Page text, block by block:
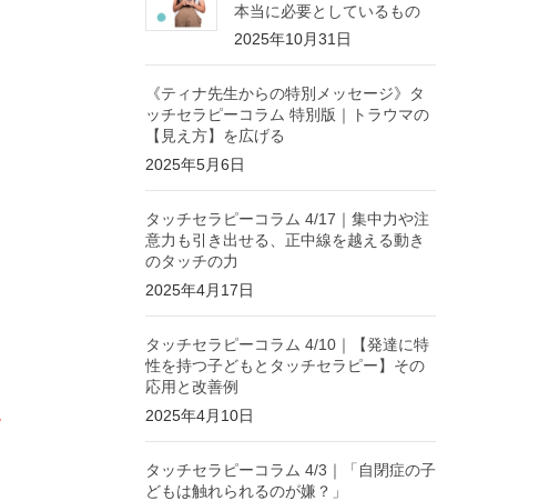
本当に必要としているもの
2025年10月31日
《ティナ先生からの特別メッセージ》タ
ッチセラピーコラム 特別版｜トラウマの
【見え方】を広げる
2025年5月6日
タッチセラピーコラム 4/17｜集中力や注
意力も引き出せる、正中線を越える動き
のタッチの力
2025年4月17日
タッチセラピーコラム 4/10｜【発達に特
性を持つ子どもとタッチセラピー】その
応用と改善例
2025年4月10日
タッチセラピーコラム 4/3｜「自閉症の子
どもは触れられるのが嫌？」